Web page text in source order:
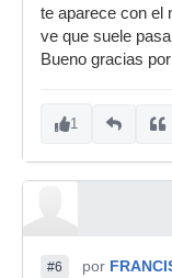
te aparece con el
ve que suele
Bueno gracias
1
#6 por